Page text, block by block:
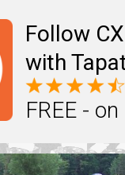
Follow
with
FREE -